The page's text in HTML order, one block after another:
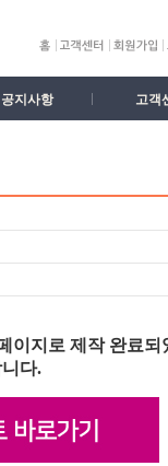
공지사항 고객
이지로 제작 완료되
다.